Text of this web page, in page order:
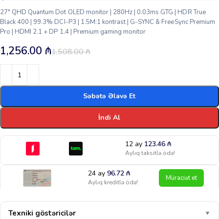
27″ QHD Quantum Dot OLED monitor | 280Hz | 0.03ms GTG | HDR True
Black 400 | 99.3% DCI-P3 | 1.5M:1 kontrast | G-SYNC & FreeSync Premium
Pro | HDMI 2.1 + DP 1.4 | Premium gaming monitor
1,508.00₼
1,256.00 ₼
Səbətə Əlavə Et
İndi Al
12 ay 123.46 ₼
Aylıq taksitlə ödə!
24 ay96.72₼
Aylıq kreditlə ödə! Müraciət et
Texniki göstəricilər ▼